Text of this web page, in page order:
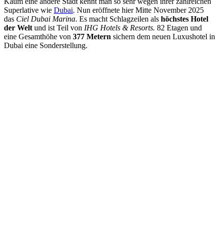
Superlative wie Dubai. Nun eröffnete hier Mitte November 2025
das Ciel Dubai Marina. Es macht Schlagzeilen als höchstes Hotel
der Welt und ist Teil von IHG Hotels & Resorts. 82 Etagen und
eine Gesamthöhe von 377 Metern sichern dem neuen Luxushotel in
Dubai eine Sonderstellung.